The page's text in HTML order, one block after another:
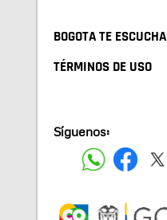
BOGOTA TE ESCUCHA
TÉRMINOS DE USO
Síguenos: